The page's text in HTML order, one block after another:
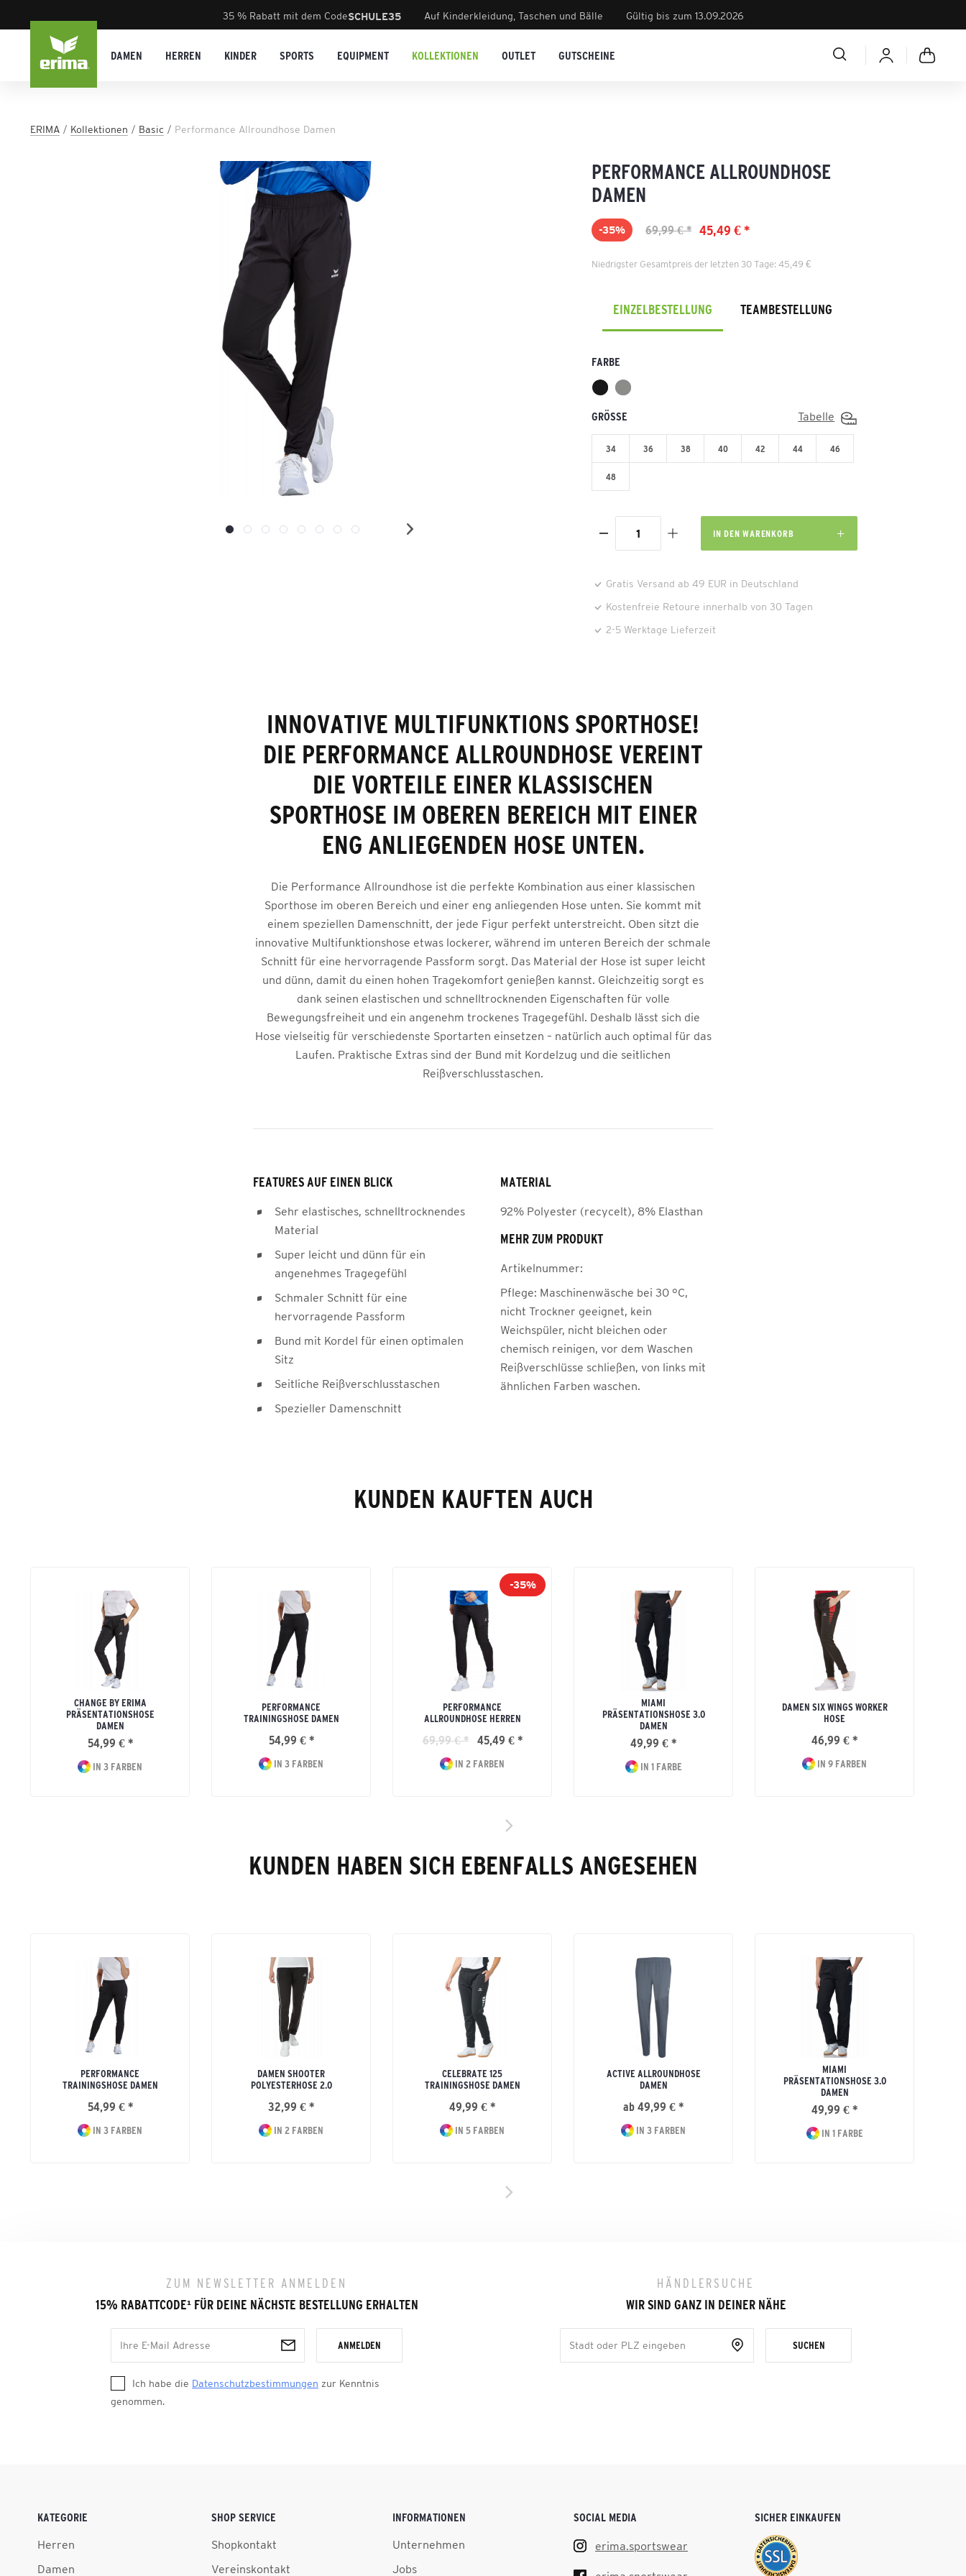
35 % Rabatt mit dem CodeSCHULE35 Auf Kinderkleidung, Taschen und Bälle Gültig bis zum 13.09.2026
DAMEN HERREN KINDER SPORTS EQUIPMENT KOLLEKTIONEN OUTLET GUTSCHEINE
ERIMA Kollektionen Basic Performance Allroundhose Damen
PERFORMANCE ALLROUNDHOSE
DAMEN
45,49 € *
69,99 € *
-35%
Niedrigster Gesamtpreis der letzten 30 Tage: 45,49 €
EINZELBESTELLUNG TEAMBESTELLUNG
FARBE
GRÖSSE Tabelle
34 36 38 40 42 44 46
48
IN DEN WARENKORB
Gratis Versand ab 49 EUR in Deutschland
Kostenfreie Retoure innerhalb von 30 Tagen
2-5 Werktage Lieferzeit
INNOVATIVE MULTIFUNKTIONS SPORTHOSE!
DIE PERFORMANCE ALLROUNDHOSE VEREINT
DIE VORTEILE EINER KLASSISCHEN
SPORTHOSE IM OBEREN BEREICH MIT EINER
ENG ANLIEGENDEN HOSE UNTEN.
Die Performance Allroundhose ist die perfekte Kombination aus einer klassischen
Sporthose im oberen Bereich und einer eng anliegenden Hose unten. Sie kommt mit
einem speziellen Damenschnitt, der jede Figur perfekt unterstreicht. Oben sitzt die
innovative Multifunktionshose etwas lockerer, während im unteren Bereich der schmale
Schnitt für eine hervorragende Passform sorgt. Das Material der Hose ist super leicht
und dünn, damit du einen hohen Tragekomfort genießen kannst. Gleichzeitig sorgt es
dank seinen elastischen und schnelltrocknenden Eigenschaften für volle
Bewegungsfreiheit und ein angenehm trockenes Tragegefühl. Deshalb lässt sich die
Hose vielseitig für verschiedenste Sportarten einsetzen – natürlich auch optimal für das
Laufen. Praktische Extras sind der Bund mit Kordelzug und die seitlichen
Reißverschlusstaschen.
FEATURES AUF EINEN BLICK
Sehr elastisches, schnelltrocknendes
Material
Super leicht und dünn für ein
angenehmes Tragegefühl
Schmaler Schnitt für eine
hervorragende Passform
Bund mit Kordel für einen optimalen
Sitz
Seitliche Reißverschlusstaschen
Spezieller Damenschnitt
MATERIAL
92% Polyester (recycelt), 8% Elasthan
MEHR ZUM PRODUKT
Artikelnummer:
Pflege: Maschinenwäsche bei 30 °C,
nicht Trockner geeignet, kein
Weichspüler, nicht bleichen oder
chemisch reinigen, vor dem Waschen
Reißverschlüsse schließen, von links mit
ähnlichen Farben waschen.
KUNDEN KAUFTEN AUCH
CHANGE BY ERIMA
PRÄSENTATIONSHOSE
DAMEN
54,99 € *
IN 3 FARBEN
PERFORMANCE
TRAININGSHOSE DAMEN
54,99 € *
IN 3 FARBEN
-35%
PERFORMANCE
ALLROUNDHOSE HERREN
69,99 € * 45,49 € *
IN 2 FARBEN
MIAMI
PRÄSENTATIONSHOSE 3.0
DAMEN
49,99 € *
IN 1 FARBE
DAMEN SIX WINGS WORKER
HOSE
46,99 € *
IN 9 FARBEN
KUNDEN HABEN SICH EBENFALLS ANGESEHEN
PERFORMANCE
TRAININGSHOSE DAMEN
54,99 € *
IN 3 FARBEN
DAMEN SHOOTER
POLYESTERHOSE 2.0
32,99 € *
IN 2 FARBEN
CELEBRATE 125
TRAININGSHOSE DAMEN
49,99 € *
IN 5 FARBEN
ACTIVE ALLROUNDHOSE
DAMEN
ab 49,99 € *
IN 3 FARBEN
MIAMI
PRÄSENTATIONSHOSE 3.0
DAMEN
49,99 € *
IN 1 FARBE
ZUM NEWSLETTER ANMELDEN
15% RABATTCODE¹FÜR DEINE NÄCHSTE BESTELLUNG ERHALTEN
ANMELDEN
Ich habe die Datenschutzbestimmungen zur Kenntnis
genommen.
HÄNDLERSUCHE
WIR SIND GANZ IN DEINER NÄHE
SUCHEN
KATEGORIE
Herren
Damen
SHOP SERVICE
Shopkontakt
Vereinskontakt
INFORMATIONEN
Unternehmen
Jobs
SOCIAL MEDIA
erima.sportswear
SICHER EINKAUFEN